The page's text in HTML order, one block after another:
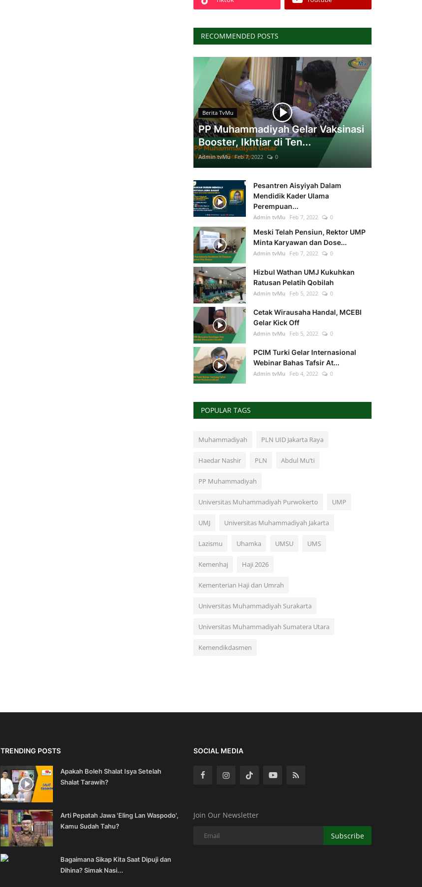
RECOMMENDED POSTS
Berita TvMu
PP Muhammadiyah Gelar Vaksinasi
Booster, Ikhtiar di Ten...
Admin tvMu Feb 7, 2022 0
Pesantren Aisyiyah Dalam
Mendidik Kader Ulama
Perempuan...
Admin tvMu Feb 7, 2022 0
Meski Telah Pensiun, Rektor UMP
Minta Karyawan dan Dose...
Admin tvMu Feb 7, 2022 0
Hizbul Wathan UMJ Kukuhkan
Ratusan Pelatih Qobilah
Admin tvMu Feb 5, 2022 0
Cetak Wirausaha Handal, MCEBI
Gelar Kick Off
Admin tvMu Feb 5, 2022 0
PCIM Turki Gelar Internasional
Webinar Bahas Tafsir At...
Admin tvMu Feb 4, 2022 0
POPULAR TAGS
Muhammadiyah PLN UID Jakarta Raya
Haedar Nashir PLN Abdul Mu’ti
PP Muhammadiyah
Universitas Muhammadiyah Purwokerto UMP
UMJ Universitas Muhammadiyah Jakarta
Lazismu Uhamka UMSU UMS
Kemenhaj Haji 2026
Kementerian Haji dan Umrah
Universitas Muhammadiyah Surakarta
Universitas Muhammadiyah Sumatera Utara
Kemendikdasmen
TRENDING POSTS
Apakah Boleh Shalat Isya Setelah
Shalat Tarawih?
Arti Pepatah Jawa 'Eling Lan Waspodo',
Kamu Sudah Tahu?
Bagaimana Sikap Kita Saat Dipuji dan
Dihina? Simak Nasi...
SOCIAL MEDIA
Join Our Newsletter
Subscribe